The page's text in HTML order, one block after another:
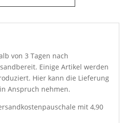
von 3 Tagen nach
Einige Artikel werden
Hier kann die Lieferung
Anspruch nehmen.
mit 4,90